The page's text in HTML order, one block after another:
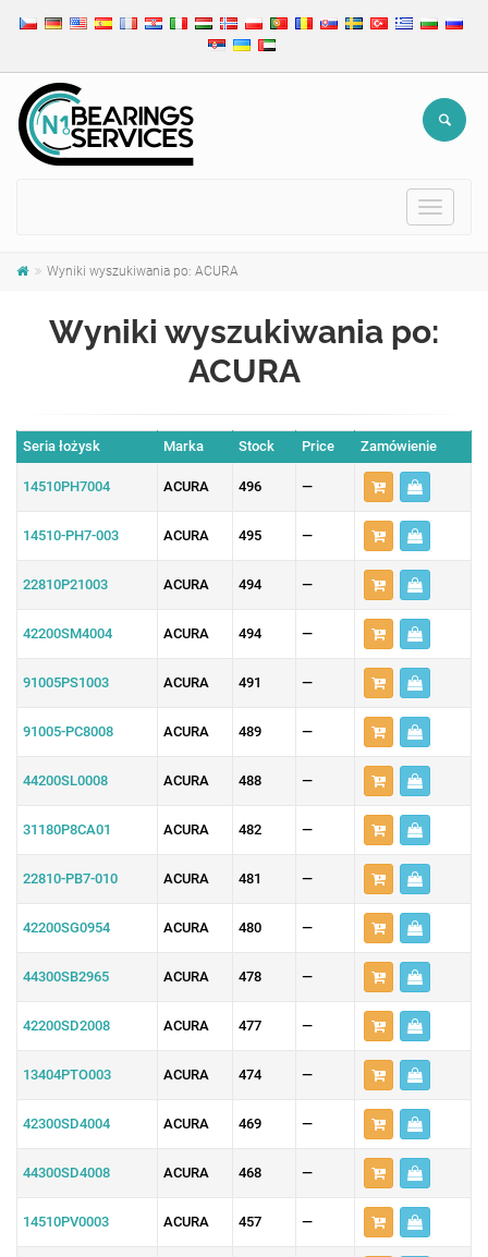
Toggle
Wyniki wyszukiwania po: ACURA
Wyniki wyszukiwania po:
ACURA
Seria łożysk Marka Stock Price Zamówienie
14510PH7004 ACURA 496 —
14510-PH7-003 ACURA 495 —
22810P21003 ACURA 494 —
42200SM4004 ACURA 494 —
91005PS1003 ACURA 491 —
91005-PC8008 ACURA 489 —
44200SL0008 ACURA 488 —
31180P8CA01 ACURA 482 —
22810-PB7-010 ACURA 481 —
42200SG0954 ACURA 480 —
44300SB2965 ACURA 478 —
42200SD2008 ACURA 477 —
13404PTO003 ACURA 474 —
42300SD4004 ACURA 469 —
44300SD4008 ACURA 468 —
14510PV0003 ACURA 457 —